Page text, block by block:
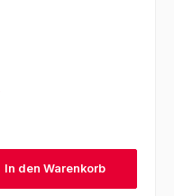
In den Warenkorb